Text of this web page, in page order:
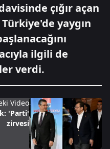
çığır açan
yaygın
ilgili de
verdi.
Video
'Parti'
zirvesi